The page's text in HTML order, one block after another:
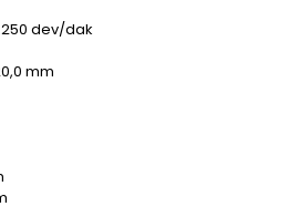
dev/dak
mm